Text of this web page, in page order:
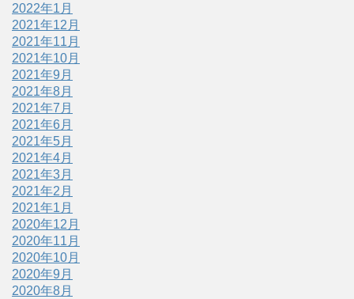
2022年1月
2021年12月
2021年11月
2021年10月
2021年9月
2021年8月
2021年7月
2021年6月
2021年5月
2021年4月
2021年3月
2021年2月
2021年1月
2020年12月
2020年11月
2020年10月
2020年9月
2020年8月